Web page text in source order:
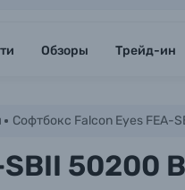
Обзоры Трейд-ин
Софтбокс Falcon Eyes FEA-
50200